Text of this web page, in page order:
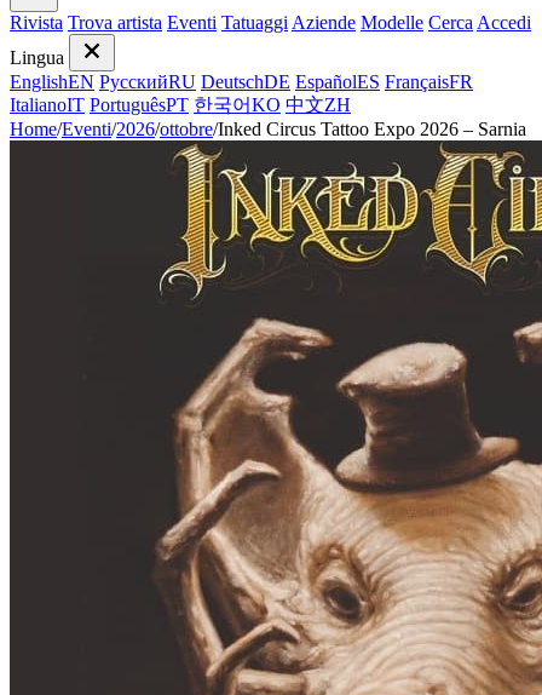
Rivista Trova artista Eventi Tatuaggi Aziende Modelle Cerca Accedi
Lingua
EnglishEN РусскийRU DeutschDE EspañolES FrançaisFR
ItalianoIT PortuguêsPT 한국어KO 中文ZH
Home/Eventi/2026/ottobre/Inked Circus Tattoo Expo 2026 – Sarnia